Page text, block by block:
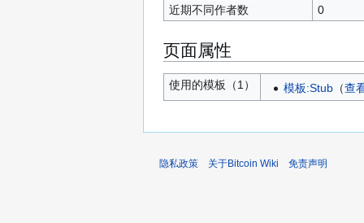
近期不同作者数
0
页面属性
使用的模板（1） 模板:Stub​（查
隐私政策 关于Bitcoin Wiki 免责声明